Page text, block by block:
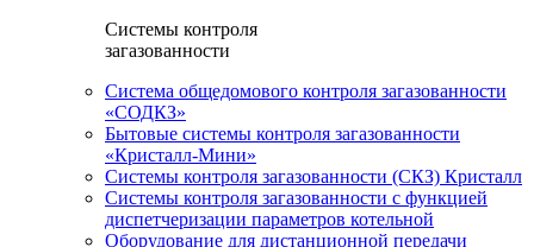
Системы контроля
загазованности
Система общедомового контроля загазованности
«СОДКЗ»
Бытовые системы контроля загазованности
«Кристалл-Мини»
Системы контроля загазованности (СКЗ) Кристалл
Системы контроля загазованности с функцией
диспетчеризации параметров котельной
Оборудование для дистанционной передачи